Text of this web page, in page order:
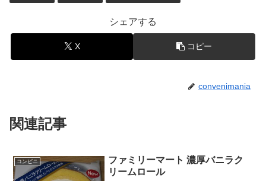
シェアする
X コピー
convenimania
関連記事
コンビニ
ファミリーマート 濃厚バニラク
リームロール